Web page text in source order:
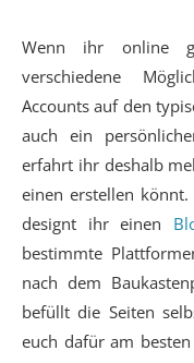
Wenn ihr online
verschiedene
Accounts auf den
auch ein
erfahrt ihr deshalb
einen erstellen
designt ihr einen
bestimmte
nach dem
befüllt die Seiten
euch dafür am